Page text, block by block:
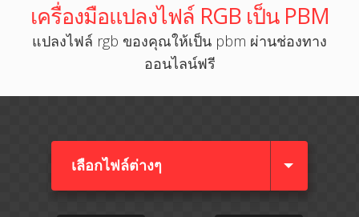
เครื่องมือแปลงไฟล์ RGB เป็น PBM
แปลงไฟล์ rgb ของคุณให้เป็น pbm ผ่านช่องทาง
ออนไลน์ฟรี
เลือกไฟล์ต่างๆ​